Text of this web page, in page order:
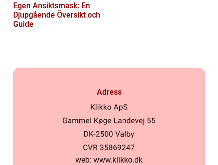
Egen Ansiktsmask: En
Djupgående Översikt och
Guide
Adress
web: www.klikko.dk